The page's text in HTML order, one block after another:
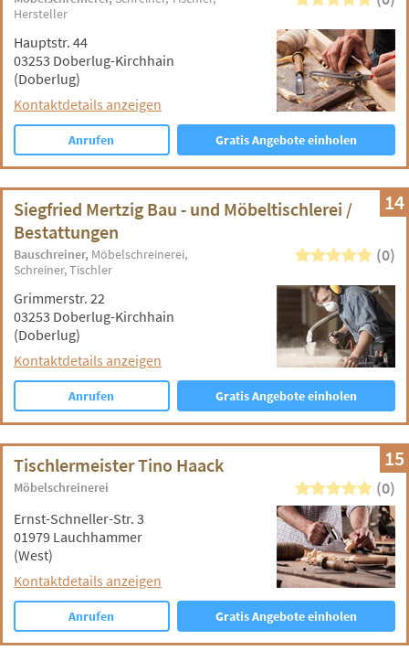
Hersteller
Hauptstr. 44
03253 Doberlug-Kirchhain
(Doberlug)
Kontaktdetails anzeigen
Anrufen Gratis Angebote einholen
14
Siegfried Mertzig Bau - und Möbeltischlerei /
Bestattungen
Bauschreiner Möbelschreinerei
Schreiner Tischler
(0)
Grimmerstr. 22
03253 Doberlug-Kirchhain
(Doberlug)
Kontaktdetails anzeigen
Anrufen Gratis Angebote einholen
15
Tischlermeister Tino Haack
Möbelschreinerei (0)
Ernst-Schneller-Str. 3
01979 Lauchhammer
(West)
Kontaktdetails anzeigen
Anrufen Gratis Angebote einholen